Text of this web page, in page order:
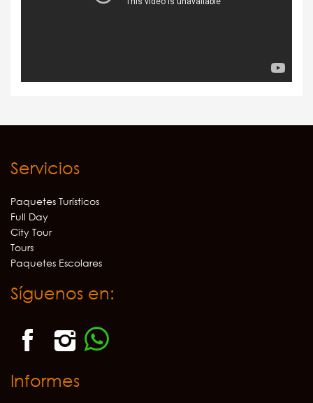
Servicios
Paquetes Turísticos
Full Day
City Tour
Tours
Paquetes Escolares
Síguenos en:
Informes